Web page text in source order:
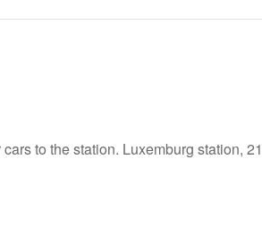
to the station. Luxemburg station,